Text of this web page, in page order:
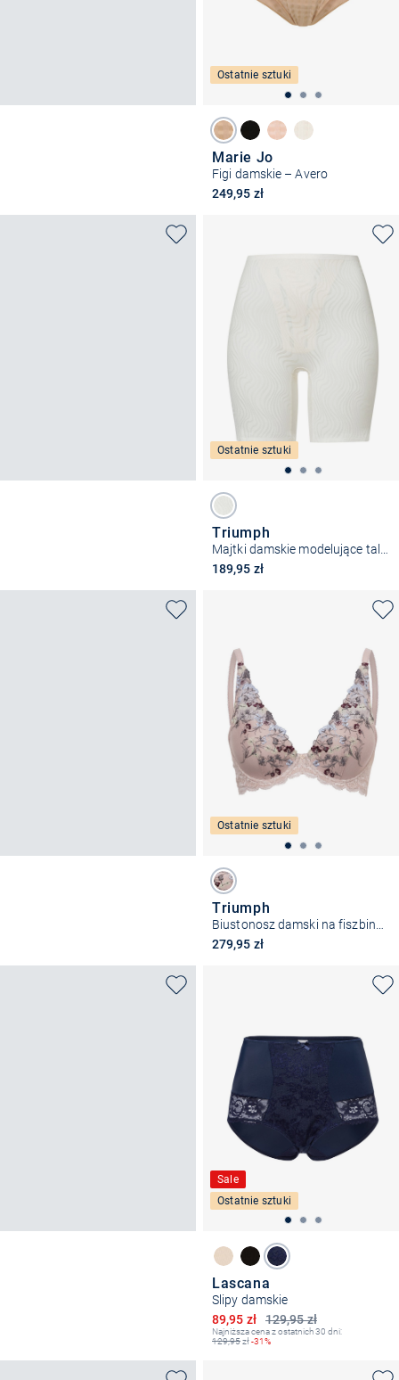
Ostatnie sztuki
Marie Jo
Figi damskie – Avero
249,95 zł
Ostatnie sztuki
Triumph
189,95 zł
Ostatnie sztuki
Triumph
279,95 zł
Sale
Ostatnie sztuki
Lascana
Slipy damskie
129,95 zł
Obniżona cena
89,95 zł
Najniższa cena z ostatnich 30 dni:
129,95zł-31%